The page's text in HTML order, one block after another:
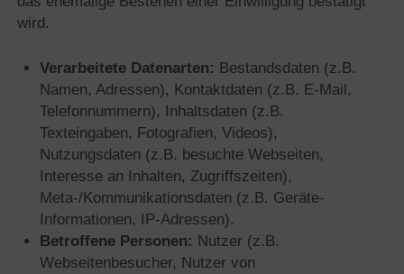
wird.
Verarbeitete Datenarten: Bestandsdaten (z.B.
Namen, Adressen), Kontaktdaten (z.B. E-Mail,
Telefonnummern), Inhaltsdaten (z.B.
Texteingaben, Fotografien, Videos),
Nutzungsdaten (z.B. besuchte Webseiten,
Interesse an Inhalten, Zugriffszeiten),
Meta-/Kommunikationsdaten (z.B. Geräte-
Informationen, IP-Adressen).
Betroffene Personen: Nutzer (z.B.
Webseitenbesucher, Nutzer von